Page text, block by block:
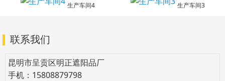
生产车间4 生产车间3
联系我们
昆明市呈贡区明正遮阳品厂
手机：15808879798